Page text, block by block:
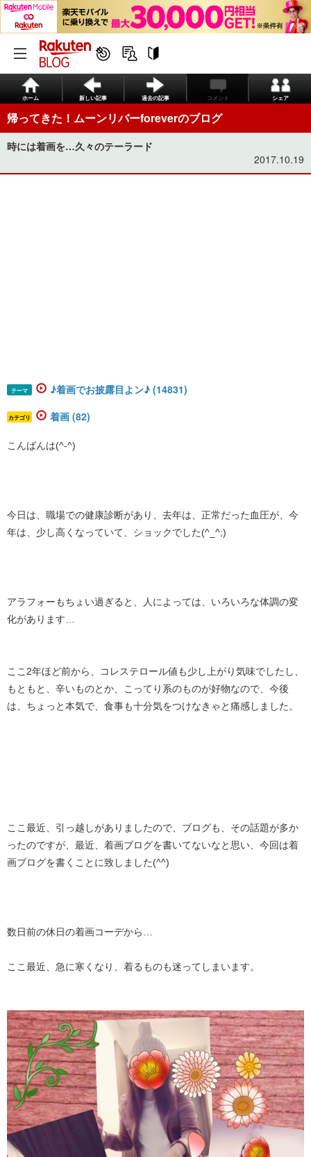
ホーム 新しい記事 過去の記事 コメント シェア
帰ってきた！ムーンリバーforeverのブログ
時には着画を…久々のテーラード
2017.10.19
テーマ ♪着画でお披露目よン♪ (14831)
カテゴリ 着画 (82)
こんばんは(^-^)
今日は、職場での健康診断があり、去年は、正常だった血圧が、今
年は、少し高くなっていて、ショックでした(^_^;)
アラフォーもちょい過ぎると、人によっては、いろいろな体調の変
化があります…
ここ2年ほど前から、コレステロール値も少し上がり気味でしたし、
もともと、辛いものとか、こってり系のものが好物なので、今後
は、ちょっと本気で、食事も十分気をつけなきゃと痛感しました。
ここ最近、引っ越しがありましたので、ブログも、その話題が多か
ったのですが、最近、着画ブログを書いてないなと思い、今回は着
画ブログを書くことに致しました(^^)
数日前の休日の着画コーデから…
ここ最近、急に寒くなり、着るものも迷ってしまいます。